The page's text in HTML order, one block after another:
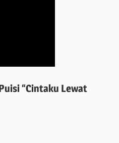
“Cintaku Lewat